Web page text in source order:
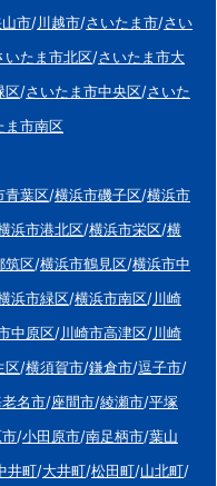
市/川越市/さいたま市/さい
いたま市北区/さいたま市大
区/さいたま市中央区/さいた
ま市南区
青葉区/横浜市磯子区/横浜市
浜市港北区/横浜市栄区/横
筑区/横浜市鶴見区/横浜市中
浜市緑区/横浜市南区/川崎
中原区/川崎市高津区/川崎
区/横須賀市/鎌倉市/逗子市/
名市/座間市/綾瀬市/平塚
/小田原市/南足柄市/葉山
井町/大井町/松田町/山北町/